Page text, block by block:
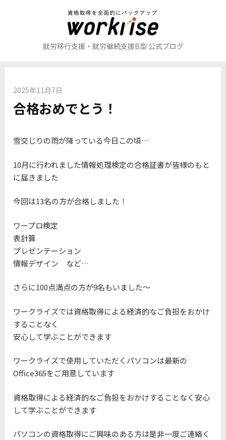
就労移行支援・就労継続支援B型 公式ブログ
2025年11月7日
合格おめでとう！
雪交じりの雨が降っている今日この頃…
10月に行われました情報処理検定の合格証書が皆様のもと
に届きました
今回は13名の方が合格しました！
ワープロ検定
表計算
プレゼンテーション
情報デザイン など…
さらに100点満点の方が9名もいました～
ワークライズでは資格取得による経済的なご負担をおかけ
することなく
安心して学ぶことができます
ワークライズで使用していただくパソコンは最新の
Office365をご用意しています
資格取得による経済的なご負担をおかけすることなく安心
して学ぶことができます
パソコンの資格取得にご興味のある方は是非一度ご連絡く